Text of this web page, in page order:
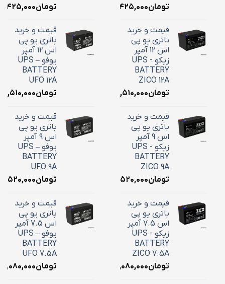
تومان۷,۴۲۵,۰۰۰
قیمت و خرید
باتری یو پی
اس 12 آمپر
زیکو - UPS
BATTERY
ZICO 12A
تومان۴,۵۱۰,۰۰۰
قیمت و خرید
باتری یو پی
اس 9 آمپر
زیکو - UPS
BATTERY
ZICO 9A
تومان۳,۵۲۰,۰۰۰
قیمت و خرید
باتری یو پی
اس 7.5 آمپر
زیکو - UPS
BATTERY
ZICO 7.5A
تومان۳,۰۸۰,۰۰۰
تومان
قیمت و خرید
باتری یو پی
اس 12 آمپر
یوفو – UPS
BATTERY
UFO 12A
تومان۴,۵۱۰,۰۰۰
قیمت و خرید
باتری یو پی
اس 9 آمپر
یوفو – UPS
BATTERY
UFO 9A
تومان۳,۵۲۰,۰۰۰
قیمت و خرید
باتری یو پی
اس 7.5 آمپر
یوفو – UPS
BATTERY
UFO 7.5A
تومان۳,۰۸۰,۰۰۰